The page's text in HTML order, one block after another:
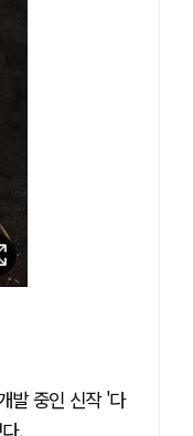
발 중인 신작 '다
.